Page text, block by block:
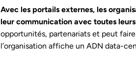
Avec les portails externes, les
leur communication avec toutes
opportunités, partenariats et peut
l’organisation affiche un ADN data-